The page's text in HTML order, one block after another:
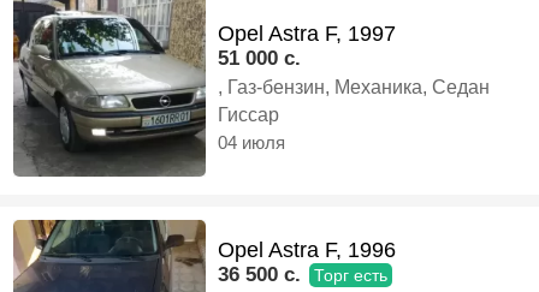
Opel Astra F, 1997
51 000 c.
, Газ-бензин, Механика, Седан
Гиссар
04 июля
Opel Astra F, 1996
36 500 c. Торг есть